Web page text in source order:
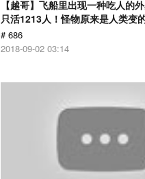
【越哥】飞船里出现一种吃人的
只活1213人！怪物原来是人类变
# 686
2018-09-02 03:14